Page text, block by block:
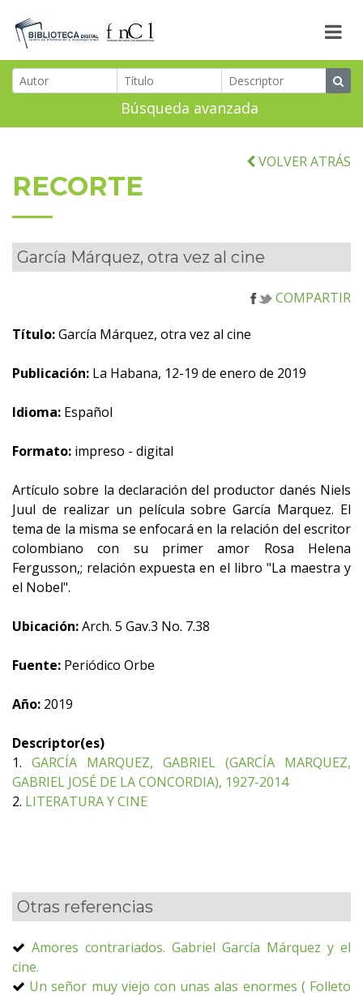
Búsqueda avanzada
VOLVER ATRÁS
RECORTE
García Márquez, otra vez al cine
COMPARTIR
Título:García Márquez, otra vez al cine
Publicación: La Habana, 12-19 de enero de 2019
Idioma: Español
Formato: impreso - digital
Artículo sobre la declaración del productor danés Niels
Juul de realizar un película sobre García Marquez. El
tema de la misma se enfocará en la relación del escritor
colombiano con su primer amor Rosa Helena
Fergusson,; relación expuesta en el libro "La maestra y
el Nobel".
Ubicación:Arch. 5 Gav.3 No. 7.38
Fuente: Periódico Orbe
Año: 2019
Descriptor(es)
1. GARCÍA MARQUEZ, GABRIEL (GARCÍA MARQUEZ,
GABRIEL JOSÉ DE LA CONCORDIA), 1927-2014
2. LITERATURA Y CINE
Otras referencias
Amores contrariados. Gabriel García Márquez y el
cine.
Un señor muy viejo con unas alas enormes ( Folleto